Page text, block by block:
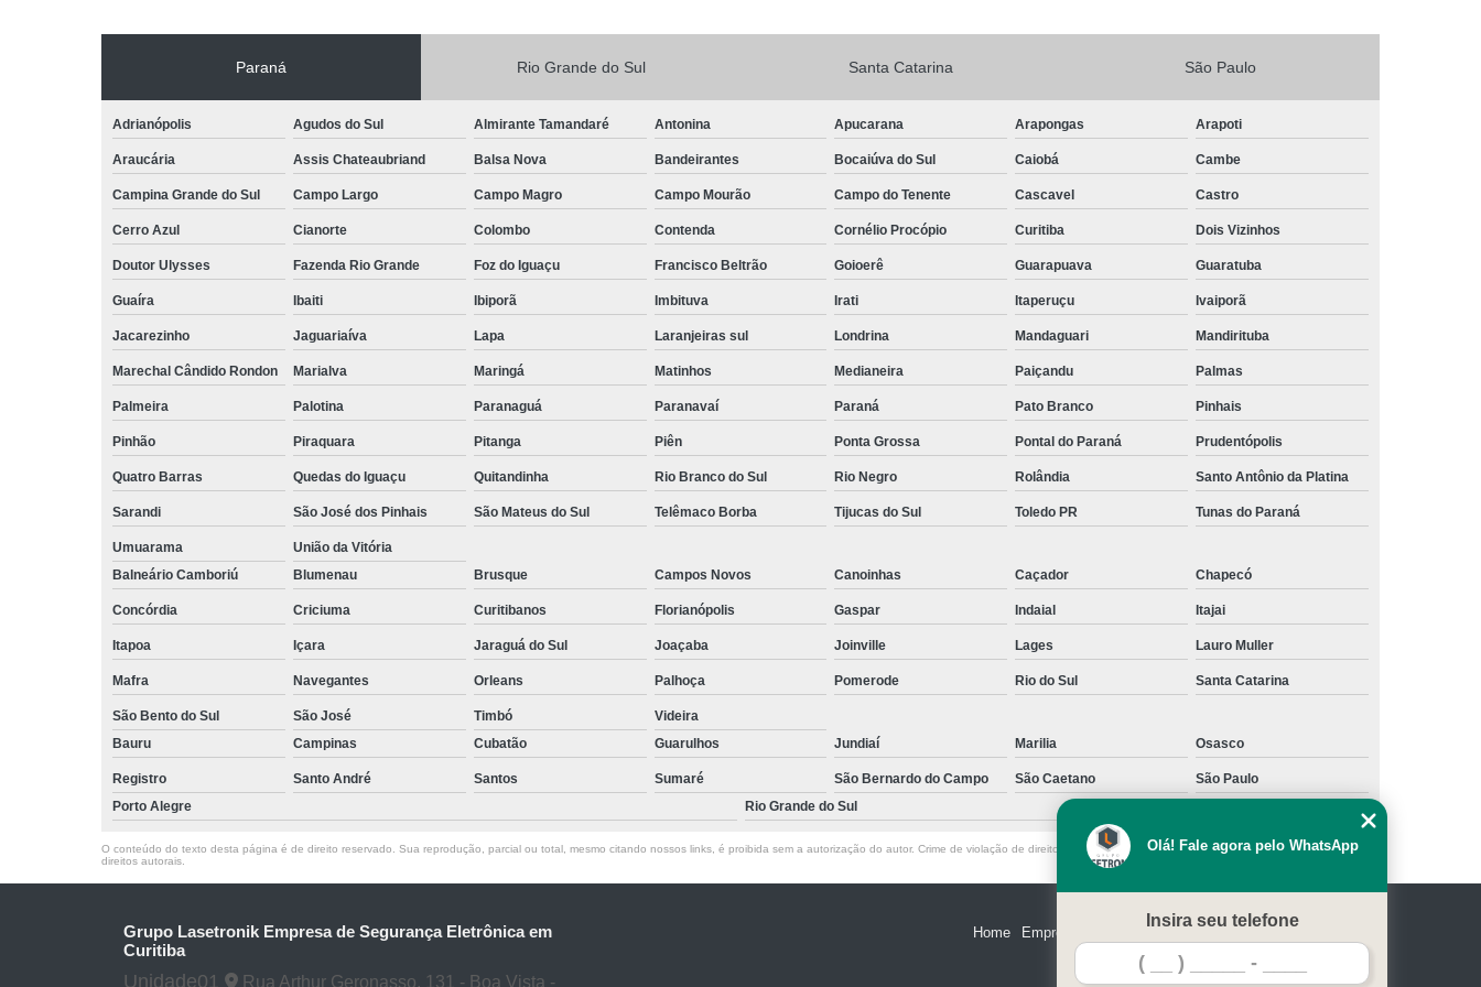
Paraná Rio Grande do Sul Santa Catarina São Paulo
Adrianópolis Agudos do Sul Almirante Tamandaré Antonina Apucarana Arapongas Arapoti
Araucária Assis Chateaubriand Balsa Nova Bandeirantes Bocaiúva do Sul Caiobá Cambe
Campina Grande do Sul Campo Largo Campo Magro Campo Mourão Campo do Tenente Cascavel Castro
Cerro Azul Cianorte Colombo Contenda Cornélio Procópio Curitiba Dois Vizinhos
Doutor Ulysses Fazenda Rio Grande Foz do Iguaçu Francisco Beltrão Goioerê Guarapuava Guaratuba
Guaíra Ibaiti Ibiporã Imbituva Irati Itaperuçu Ivaiporã
Jacarezinho Jaguariaíva Lapa Laranjeiras sul Londrina Mandaguari Mandirituba
Marechal Cândido Rondon Marialva Maringá Matinhos Medianeira Paiçandu Palmas
Palmeira Palotina Paranaguá Paranavaí Paraná Pato Branco Pinhais
Pinhão Piraquara Pitanga Piên Ponta Grossa Pontal do Paraná Prudentópolis
Quatro Barras Quedas do Iguaçu Quitandinha Rio Branco do Sul Rio Negro Rolândia Santo Antônio da Platina
Sarandi São José dos Pinhais São Mateus do Sul Telêmaco Borba Tijucas do Sul Toledo PR Tunas do Paraná
Umuarama
União da Vitória
Balneário Camboriú
Blumenau Brusque Campos Novos Canoinhas Caçador Chapecó
Concórdia Criciuma Curitibanos Florianópolis Gaspar Indaial Itajai
Itapoa Içara Jaraguá do Sul Joaçaba Joinville Lages Lauro Muller
Mafra Navegantes Orleans Palhoça Pomerode Rio do Sul Santa Catarina
São Bento do Sul São José Timbó
Videira
Bauru
Campinas Cubatão Guarulhos Jundiaí Marilia Osasco
Registro Santo André Santos Sumaré São Bernardo do Campo São Caetano
São Paulo
Porto Alegre
Rio Grande do Sul
O conteúdo do texto desta página é de direito reservado. Sua reprodução, parcial ou total, mesmo citando nossos links, é proibida sem a autorização do autor. Crime de violação de direito autoral – artigo 184 do Código Penal –Lei 9610/98 - Lei de
direitos autorais
Grupo Lasetronik Empresa de Segurança Eletrônica em
Curitiba
Unidade01 Rua Arthur Geronasso, 131 - Boa Vista -
Home Empresa
Olá! Fale agora pelo WhatsApp
Insira seu telefone